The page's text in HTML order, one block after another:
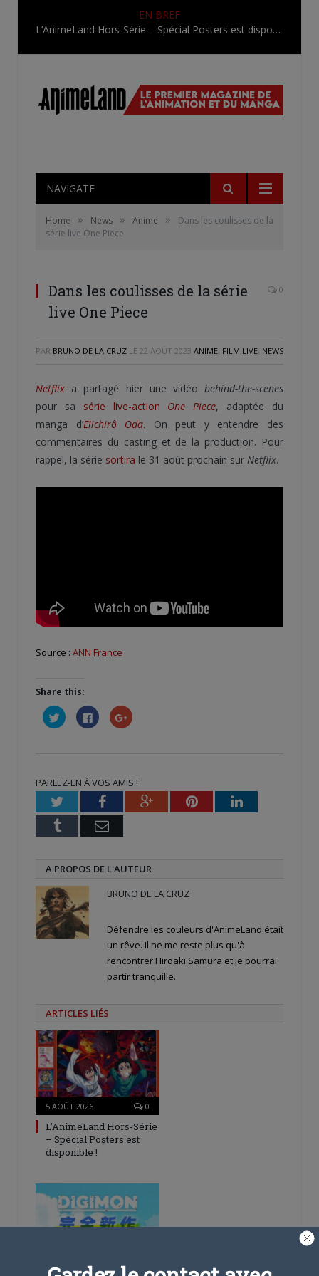
EN BREF
L’AnimeLand Hors-Série – Spécial Posters est disponible !
NAVIGATE
Home » News » Anime »
Dans les coulisses de la
série live One Piece
Dans les coulisses de la série
live One Piece
0
PAR BRUNO DE LA CRUZ LE 22 AOÛT 2023 ANIME, FILM LIVE, NEWS
Netflix a partagé hier une vidéo behind-the-scenes
pour sa série live-action One Piece, adaptée du
manga d’Eiichirô Oda. On peut y entendre des
commentaires du casting et de la production. Pour
rappel, la série sortira le 31 août prochain sur Netflix.
Source : ANN France
Share this:
Cliquez
pour
partager
fenêtre)
Cliquez
pour
partager
fenêtre)
Cliquez
pour
nouvelle
fenêtre)
PARLEZ-EN À VOS AMIS !
TwitterFacebookGoogle+PinterestLinkedIn
Tumblr Email
A PROPOS DE L'AUTEUR
BRUNO DE LA CRUZ
Défendre les couleurs d'AnimeLand était
un rêve. Il ne me reste plus qu'à
rencontrer Hiroaki Samura et je pourrai
partir tranquille.
ARTICLES LIÉS
5 AOÛT 2026 0
L’AnimeLand Hors-Série
– Spécial Posters est
disponible !